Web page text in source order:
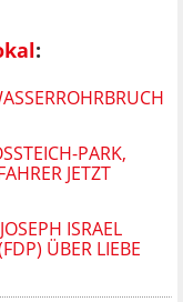
:
PARK, A
JETZT A
ISRAEL
ÜBER LIEBE